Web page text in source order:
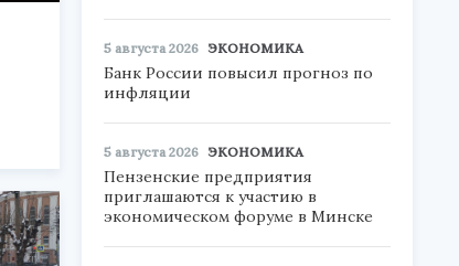
5 августа 2026 ЭКОНОМИКА
Банк России повысил прогноз по
инфляции
5 августа 2026 ЭКОНОМИКА
Пензенские предприятия
приглашаются к участию в
экономическом форуме в Минске